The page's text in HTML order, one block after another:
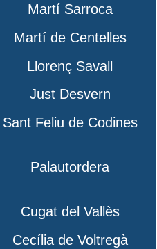
Martí Sarroca
Martí de Centelles
Llorenç Savall
Just Desvern
Sant Feliu de Codines
Palautordera
Cugat del Vallès
Cecília de Voltregà